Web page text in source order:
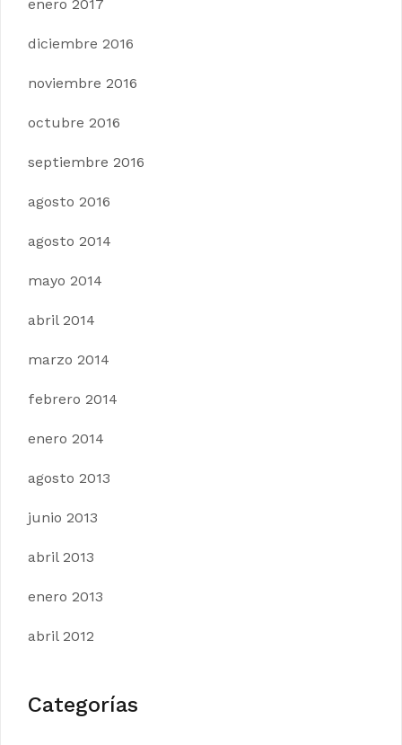
enero 2017
diciembre 2016
noviembre 2016
octubre 2016
septiembre 2016
agosto 2016
agosto 2014
mayo 2014
abril 2014
marzo 2014
febrero 2014
enero 2014
agosto 2013
junio 2013
abril 2013
enero 2013
abril 2012
Categorías